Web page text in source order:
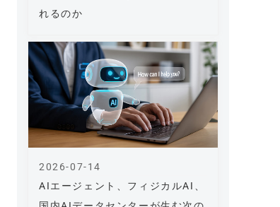
れるのか
AIエージェント、フィジカルAI、
2026-07-14